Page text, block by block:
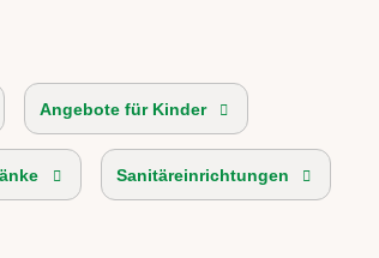
Angebote für Kinder
Sanitäreinrichtungen